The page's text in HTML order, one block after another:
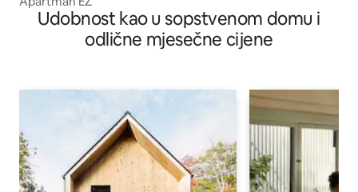
Udobnost kao u sopstvenom domu i
odlične mjesečne cijene